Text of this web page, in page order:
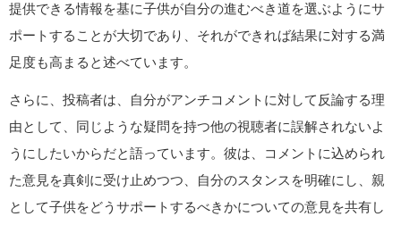
提供できる情報を基に子供が自分の進むべき道を選ぶようにサ
ポートすることが大切であり、それができれば結果に対する満
足度も高まると述べています。
さらに、投稿者は、自分がアンチコメントに対して反論する理
由として、同じような疑問を持つ他の視聴者に誤解されないよ
うにしたいからだと語っています。彼は、コメントに込められ
た意見を真剣に受け止めつつ、自分のスタンスを明確にし、親
として子供をどうサポートするべきかについての意見を共有し